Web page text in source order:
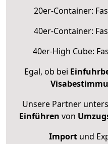
20er-Container:
40er-Container:
40er-High Cube:
Egal, ob bei
Unsere Partner
Einführen von
Importund